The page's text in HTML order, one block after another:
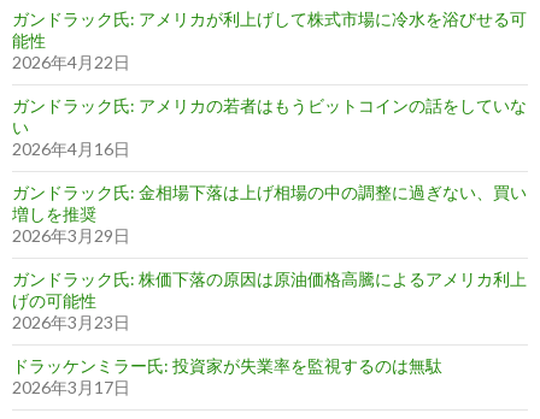
ガンドラック氏: アメリカが利上げして株式市場に冷水を浴びせる可
能性
2026年4月22日
ガンドラック氏: アメリカの若者はもうビットコインの話をしていな
い
2026年4月16日
ガンドラック氏: 金相場下落は上げ相場の中の調整に過ぎない、買い
増しを推奨
2026年3月29日
ガンドラック氏: 株価下落の原因は原油価格高騰によるアメリカ利上
げの可能性
2026年3月23日
ドラッケンミラー氏: 投資家が失業率を監視するのは無駄
2026年3月17日